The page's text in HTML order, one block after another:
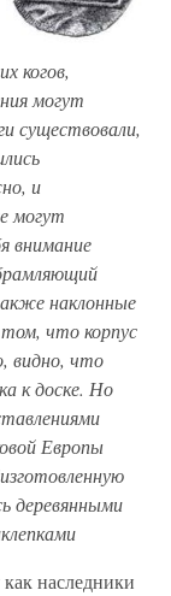
когов,
могут
существовали,
и
могут
внимание
наклонные
что корпус
видно, что
к доске. Но
Европы
деревянными
наследники